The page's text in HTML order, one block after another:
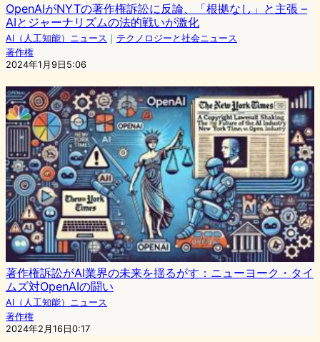
OpenAIがNYTの著作権訴訟に反論、「根拠なし」と主張 –
AIとジャーナリズムの法的戦いが激化
AI（人工知能）ニュース ｜ テクノロジーと社会ニュース
著作権
2024年1月9日5:06
著作権訴訟がAI業界の未来を揺るがす：ニューヨーク・タイ
ムズ対OpenAIの闘い
AI（人工知能）ニュース
著作権
2024年2月16日0:17